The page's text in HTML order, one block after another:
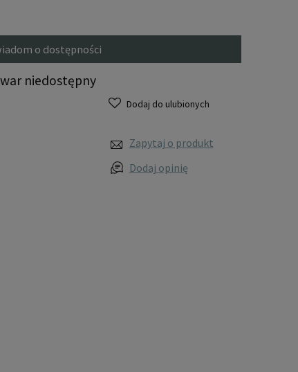
o dostępności
niedostępny
Dodaj do ulubionych
Zapytaj o produkt
Dodaj opinię